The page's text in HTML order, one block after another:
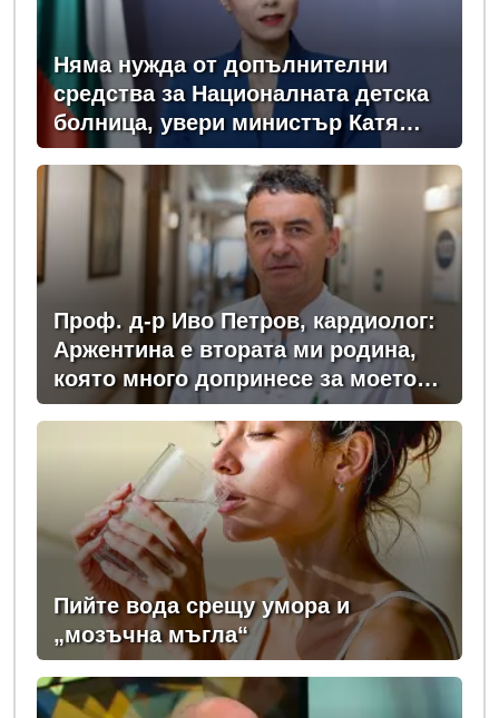
Няма нужда от допълнителни
средства за Националната детска
болница, увери министър Катя
Ивкова
Проф. д-р Иво Петров, кардиолог:
Аржентина е втората ми родина,
която много допринесе за моето
професионално развитие
Пийте вода срещу умора и
„мозъчна мъгла“